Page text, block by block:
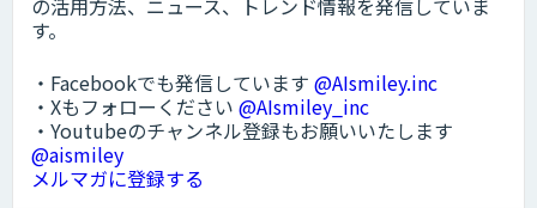
す。
・Facebookでも発信しています @AIsmiley.inc
・Xもフォローください @AIsmiley_inc
・Youtubeのチャンネル登録もお願いいたします
@aismiley
メルマガに登録する